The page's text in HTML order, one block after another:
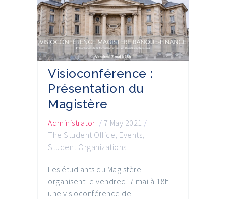
Visioconférence :
Présentation du
Magistère
Administrator / 7 May 2021 /
The Student Office Events
Student Organizations
Les étudiants du Magistère
organisent le vendredi 7 mai à 18h
une visioconférence de